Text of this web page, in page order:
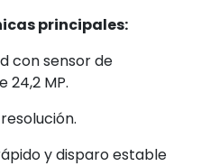
principales:
con sensor de
MP.
y disparo estable